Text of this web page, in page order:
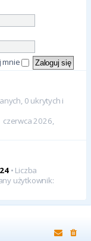
mnie
0 ukrytych i
czerwca 2026,
• Liczba
użytkownik: